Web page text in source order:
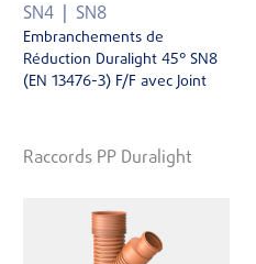
SN4 SN8
Embranchements de
Réduction Duralight 45° SN8
(EN 13476-3) F/F avec Joint
Raccords PP Duralight